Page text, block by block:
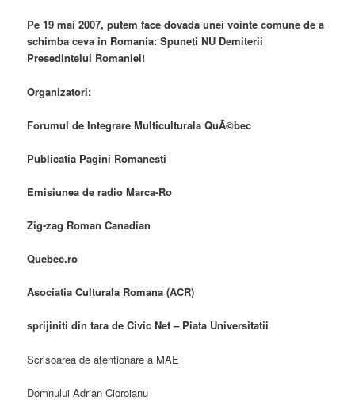
Pe 19 mai 2007, putem face dovada unei vointe comune de a
schimba ceva in Romania: Spuneti NU Demiterii
Presedintelui Romaniei!
Organizatori:
Forumul de Integrare Multiculturala QuÃ©bec
Publicatia Pagini Romanesti
Emisiunea de radio Marca-Ro
Zig-zag Roman Canadian
Quebec.ro
Asociatia Culturala Romana (ACR)
sprijiniti din tara de Civic Net – Piata Universitatii
Scrisoarea de atentionare a MAE
Domnului Adrian Cioroianu